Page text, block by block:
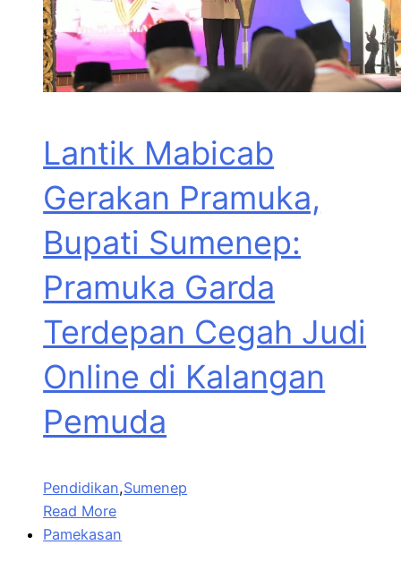
Lantik Mabicab
Gerakan Pramuka,
Bupati Sumenep:
Pramuka Garda
Terdepan Cegah Judi
Online di Kalangan
Pemuda
Pendidikan,Sumenep
Read More
Pamekasan